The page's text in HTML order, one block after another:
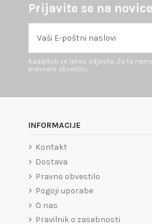
Prijavite se na novice
Kadarkoli se lahko odjavite. Za ta
pravnem obvestilu.
INFORMACIJE
Kontakt
Dostava
Pravno obvestilo
Pogoji uporabe
O nas
Pravilnik o zasebnosti